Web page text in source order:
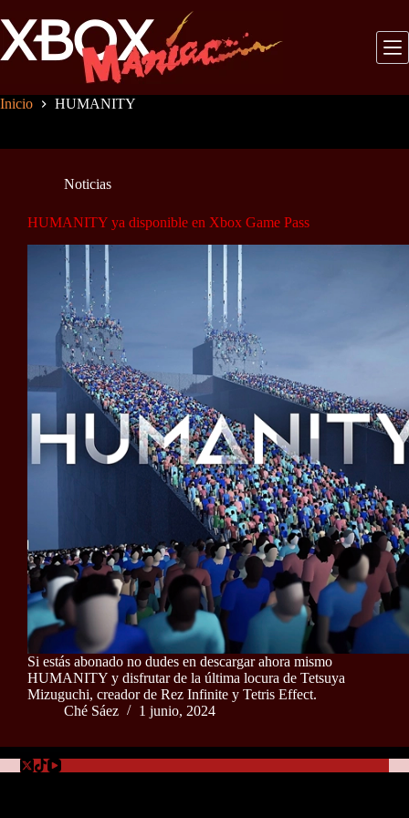
al
contenido
Inicio HUMANITY
Noticias
HUMANITY ya disponible en Xbox Game Pass
Si estás abonado no dudes en descargar ahora mismo
HUMANITY y disfrutar de la última locura de Tetsuya
Mizuguchi, creador de Rez Infinite y Tetris Effect.
Ché Sáez
1 junio, 2024